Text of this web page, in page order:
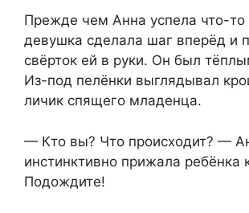
Прежде чем Анна успела что-то
девушка сделала шаг вперёд и
свёрток ей в руки. Он был
Из-под пелёнки выглядывал
личик спящего младенца.
— Кто вы? Что происходит? —
инстинктивно прижала ребёнка
Подождите!